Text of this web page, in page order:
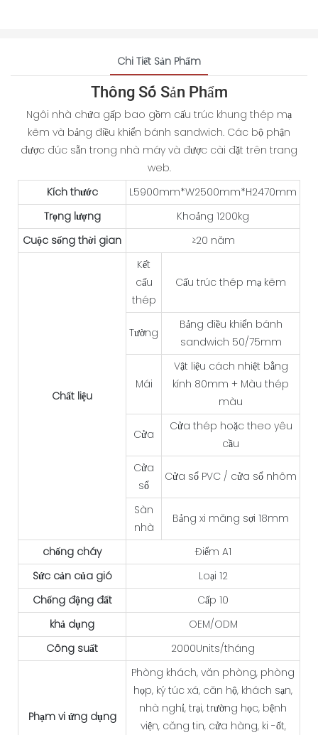
Chi Tiết Sản Phẩm
Thông Số Sản Phẩm
Ngôi nhà chứa gấp bao gồm cấu trúc khung thép mạ
kẽm và bảng điều khiển bánh sandwich. Các bộ phận
được đúc sẵn trong nhà máy và được cài đặt trên trang
web.
Kích thước
L5900mm*W2500mm*H2470mm
Trọng lượng
Khoảng 1200kg
Cuộc sống thời gian
≥20 năm
Chất liệu
Kết
cấu
thép
Cấu trúc thép mạ kẽm
Tường
Bảng điều khiển bánh
sandwich 50/75mm
Mái
Vật liệu cách nhiệt bằng
kính 80mm + Màu thép
màu
Cửa
Cửa thép hoặc theo yêu
cầu
Cửa
sổ
Cửa sổ PVC / cửa sổ nhôm
Sàn
nhà
Bảng xi măng sợi 18mm
chống cháy
Điểm A1
Sức cản của gió
Loại 12
Chống động đất
Cấp 10
khả dụng
OEM/ODM
Công suất
2000Units/tháng
Phạm vi ứng dụng
Phòng khách, văn phòng, phòng
họp, ký túc xá, căn hộ, khách sạn,
nhà nghỉ, trại, trường học, bệnh
viện, căng tin, cửa hàng, ki -ốt,